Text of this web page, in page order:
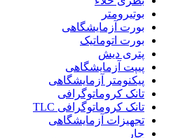
بوتیرومتر
بورت آزمایشگاهی
بورت اتوماتیک
پتری دیش
پیپت آزمایشگاهی
پیکنومتر آزمایشگاهی
تانک کروماتوگرافی
تانک کروماتوگرافی TLC
تجهیزات آزمایشگاهی
جار